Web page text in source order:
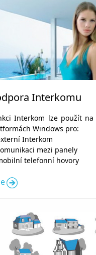
Interkomu
Interkom lze použít na
Windows pro:
Interkom
mezi panely
telefonní hovory